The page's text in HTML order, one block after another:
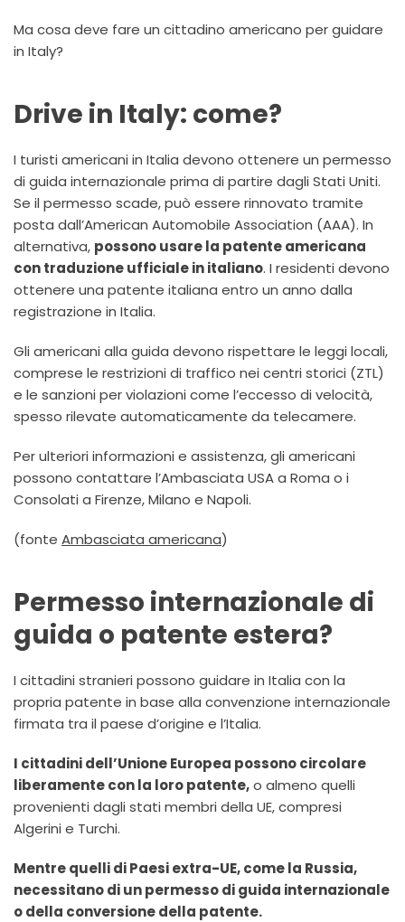
Ma cosa deve fare un cittadino americano per guidare
in Italy?
Drive in Italy: come?
I turisti americani in Italia devono ottenere un permesso
di guida internazionale prima di partire dagli Stati Uniti.
Se il permesso scade, può essere rinnovato tramite
posta dall’American Automobile Association (AAA). In
alternativa, possono usare la patente americana
con traduzione ufficiale in italiano. I residenti devono
ottenere una patente italiana entro un anno dalla
registrazione in Italia.
Gli americani alla guida devono rispettare le leggi locali,
comprese le restrizioni di traffico nei centri storici (ZTL)
e le sanzioni per violazioni come l’eccesso di velocità,
spesso rilevate automaticamente da telecamere.
Per ulteriori informazioni e assistenza, gli americani
possono contattare l’Ambasciata USA a Roma o i
Consolati a Firenze, Milano e Napoli.
(fonte Ambasciata americana)
Permesso internazionale di
guida o patente estera?
I cittadini stranieri possono guidare in Italia con la
propria patente in base alla convenzione internazionale
firmata tra il paese d’origine e l’Italia.
I cittadini dell’Unione Europea possono circolare
liberamente con la loro patente,o almeno quelli
provenienti dagli stati membri della UE, compresi
Algerini e Turchi.
Mentre quelli di Paesi extra-UE, come la Russia,
necessitano di un permesso di guida internazionale
o della conversione della patente.